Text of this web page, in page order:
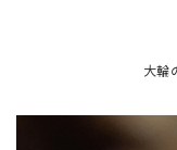
大輪